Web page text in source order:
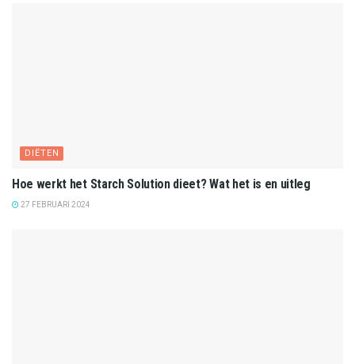
DIËTEN
Hoe werkt het Starch Solution dieet? Wat het is en uitleg
27 FEBRUARI 2024